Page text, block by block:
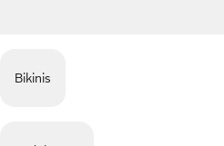
Bikinis